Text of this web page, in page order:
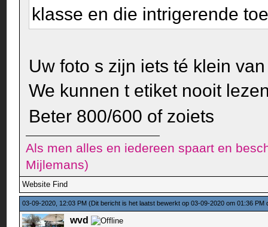
klasse en die intrigerende
Uw foto s zijn iets té klein
We kunnen t etiket nooit
Beter 800/600 of zoiets
Als men alles en iedereen spaart en
Mijlemans)
Website Find
03-09-2020, 12:03 PM(Dit bericht is het laatst bewerkt op 03-09-2020 om 01:36 PM
wvd